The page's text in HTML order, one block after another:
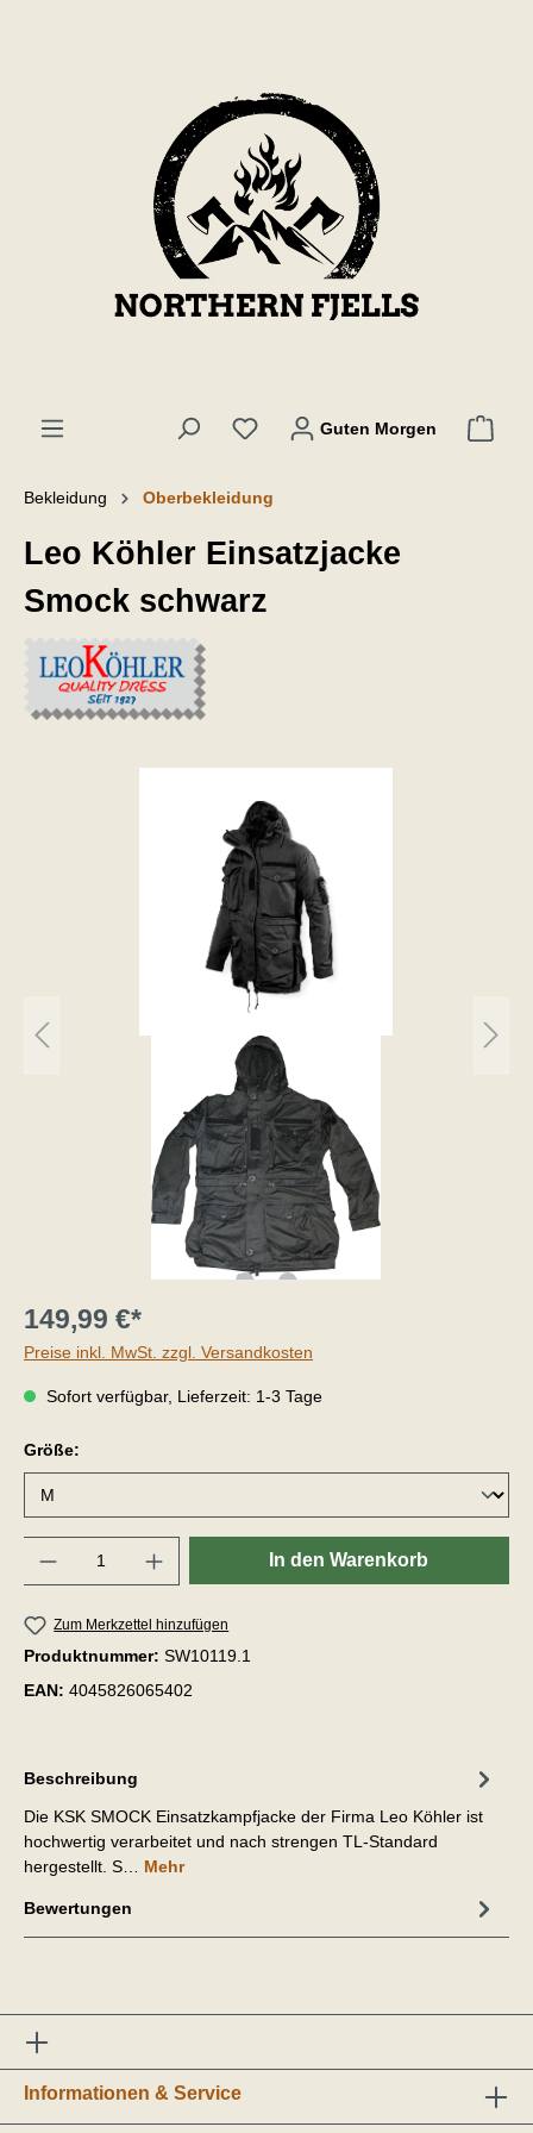
Guten Morgen
Bekleidung Oberbekleidung
Leo Köhler Einsatzjacke
Smock schwarz
149,99 €*
Preise inkl. MwSt. zzgl. Versandkosten
Sofort verfügbar, Lieferzeit: 1-3 Tage
Größe:
In den Warenkorb
Zum Merkzettel hinzufügen
Produktnummer: SW10119.1
EAN: 4045826065402
Beschreibung
Die KSK SMOCK Einsatzkampfjacke der Firma Leo Köhler ist
hochwertig verarbeitet und nach strengen TL-Standard
hergestellt. S… Mehr
Bewertungen
Informationen & Service